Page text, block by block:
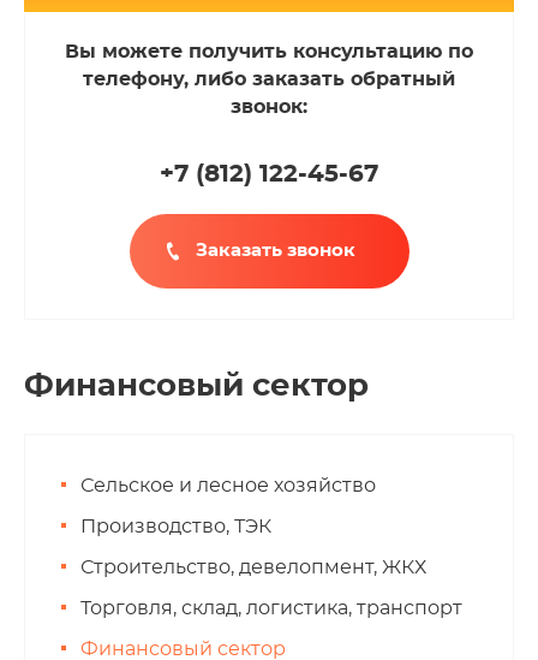
Вы можете получить консультацию по
телефону, либо заказать обратный
звонок:
+7 (812) 122-45-67
Заказать звонок
Финансовый сектор
Сельское и лесное хозяйство
Производство, ТЭК
Строительство, девелопмент, ЖКХ
Торговля, склад, логистика, транспорт
Финансовый сектор